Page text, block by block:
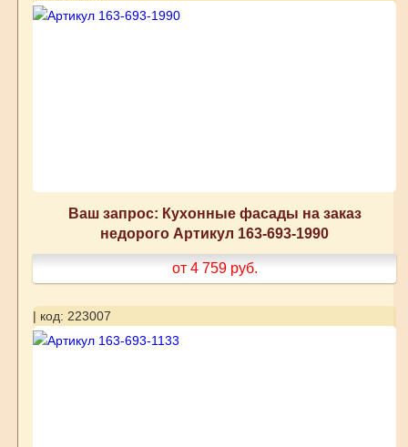
Ваш запрос: Кухонные фасады на заказ
недорого Артикул 163-693-1990
от 4 759 руб.
| код: 223007